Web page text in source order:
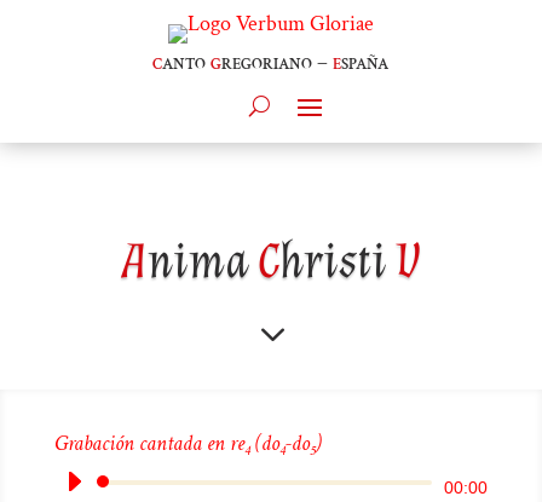
cantogregoriano –españa
AnimaChristiV
3
Grabación cantada en re4(do4-do5)
Reproductor
00:00